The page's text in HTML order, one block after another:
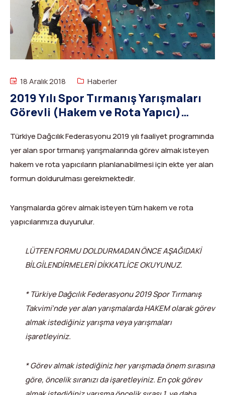
Dağ Evi
Kurullar
Federasyon Logosu
Yüksek Dağ Koşusu
Tırmanış Raporları
Anti-Doping
Mevzuat
Yayınlar
Arşivler
Video
DYS Şifre Başvuru Formu (Sadece Kulüp Yetkilileri)
18 Aralık 2018 Haberler
2019 Yılı Spor Tırmanış Yarışmaları
Görevli (Hakem ve Rota Yapıcı)
Türkiye Dağcılık Federasyonu 2019 yılı faaliyet programında
yer alan spor tırmanış yarışmalarında görev almak isteyen
hakem ve rota yapıcıların planlanabilmesi için ekte yer alan
formun doldurulması gerekmektedir.
Yarışmalarda görev almak isteyen tüm hakem ve rota
yapıcılarımıza duyurulur.
LÜTFEN FORMU DOLDURMADAN ÖNCE AŞAĞIDAKİ
BİLGİLENDİRMELERİ DİKKATLİCE OKUYUNUZ.
* Türkiye Dağcılık Federasyonu 2019 Spor Tırmanış
Takvimi’nde yer alan yarışmalarda HAKEM olarak görev
almak istediğiniz yarışma veya yarışmaları
işaretleyiniz.
* Görev almak istediğiniz her yarışmada önem sırasına
göre, öncelik sıranızı da işaretleyiniz. En çok görev